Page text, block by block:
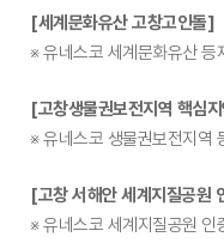
정
보
내
[세계문화유산 고창고인돌]
※ 유네스코 세계문화유산
[고창생물권보전지역 핵심
※ 유네스코 생물권보전지역
[고창 서해안 세계지질공원
※ 유네스코 세계지질공원